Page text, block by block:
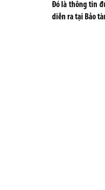
Đó là thông tin
diễn ra tại Bảo